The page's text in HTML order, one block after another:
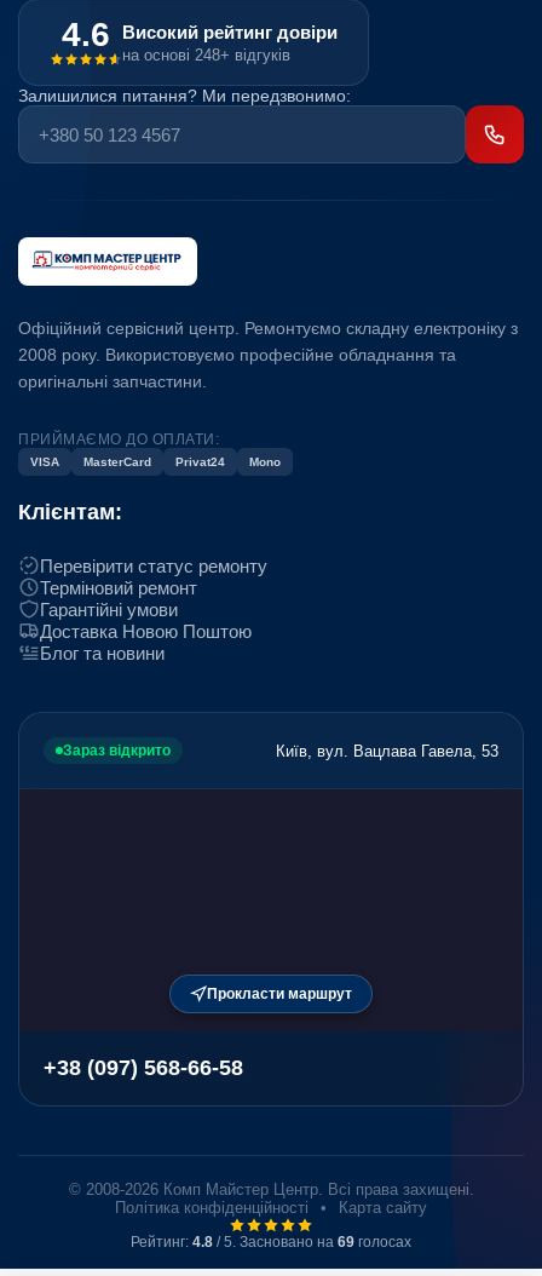
4.6 Високий рейтинг довіри
на основі 248+ відгуків
Залишилися питання? Ми передзвонимо:
Офіційний сервісний центр. Ремонтуємо складну електроніку з
2008 року. Використовуємо професійне обладнання та
оригінальні запчастини.
ПРИЙМАЄМО ДО ОПЛАТИ:
VISA MasterCard Privat24 Mono
Клієнтам:
Перевірити статус ремонту
Терміновий ремонт
Гарантійні умови
Доставка Новою Поштою
Блог та новини
Зараз відкрито Київ, вул. Вацлава Гавела, 53
Прокласти маршрут
+38 (097) 568-66-58
© 2008-2026 Комп Майстер Центр. Всі права захищені.
Політика конфіденційності
• Карта сайту
Рейтинг: 4.8 / 5. Засновано на 69 голосах